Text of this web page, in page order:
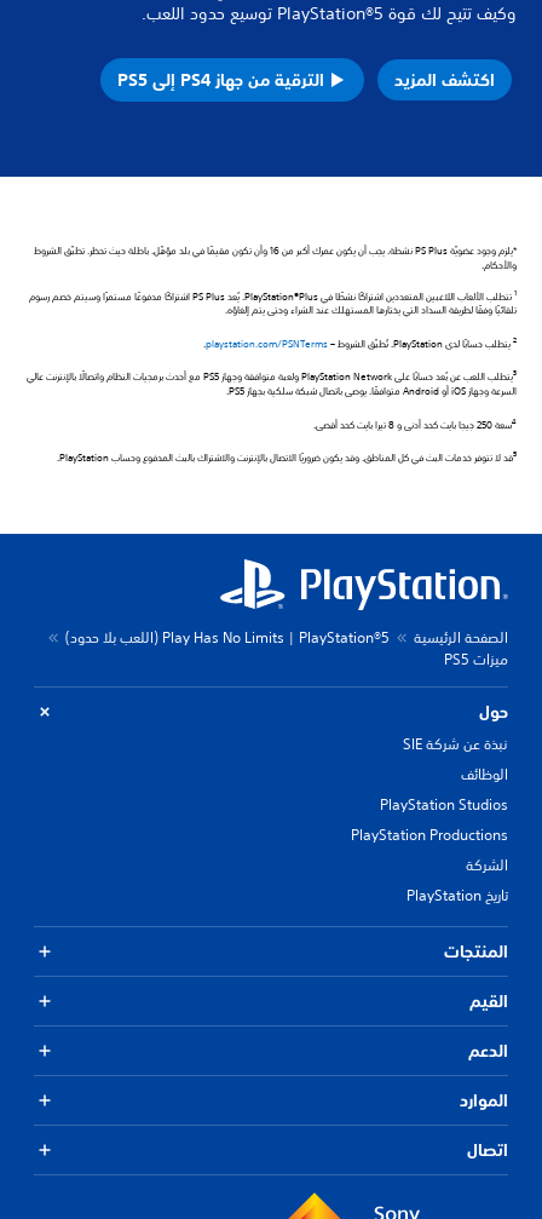
وكيف تتيح لك قوة PlayStation®5 توسيع حدود اللعب.
اكتشف المزيد الترقية من جهاز PS4 إلى PS5
*يلزم وجود عضويّة PS Plus نشطة. يجب أن يكون عمرك أكبر من 16 وأن تكون مقيمًا في بلد مؤهّل. باطلة حيث تحظر. تطبّق الشروط
والأحكام.
1
تتطلب الألعاب اللاعبين المتعددين اشتراكًا نشطًا في PlayStation®Plus. يُعد PS Plus اشتراكًا مدفوعًا مستمرًا وسيتم خصم رسوم
تلقائيًا وفقًا لطريقة السداد التي يختارها المستهلك عند الشراء وحتى يتم إلغاؤه.
2 يتطلب حسابًا لدى PlayStation. تُطبّق الشروط –‏ playstation.com/PSNTerms
.
3
يتطلب اللعب عن بُعد حسابًا على PlayStation Network ولعبة متوافقة وجهاز PS5 مع أحدث برمجيات النظام واتصالًا بالإنترنت عالي
السرعة وجهاز iOS أو Android متوافقًا. يوصى باتصال شبكة سلكية بجهاز PS5.
4سعة 250 جيجا بايت كحد أدنى و 8 تيرا بايت كحد أقصى.
5قد لا تتوفر خدمات البث في كل المناطق. وقد يكون ضروريًا الاتصال بالإنترنت والاشتراك بالبث المدفوع وحساب PlayStation.
الصفحة الرئيسية
PlayStation®5 | ‏Play Has No Limits (اللعب بلا حدود)
ميزات PS5
حول
نبذة عن شركة SIE
الوظائف
PlayStation Studios
PlayStation Productions
الشركة
تاريخ PlayStation
المنتجات
القيم
الدعم
الموارد
اتصال